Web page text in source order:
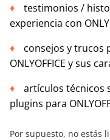
testimonios /
experiencia con
consejos y trucos
ONLYOFFICE y sus
artículos técnicos
plugins para
Por supuesto, no estás